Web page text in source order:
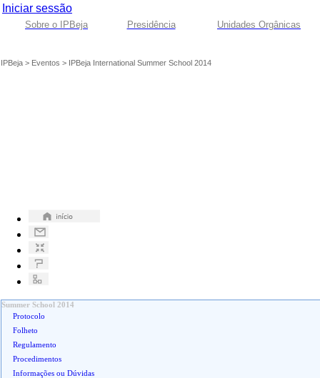
Iniciar sessão
Sobre o IPBeja Presidência Unidades Orgânicas
IPBeja > Eventos > IPBeja International Summer School 2014
Summer School 2014
Protocolo
Folheto
Regulamento
Procedimentos
Informações ou Dúvidas